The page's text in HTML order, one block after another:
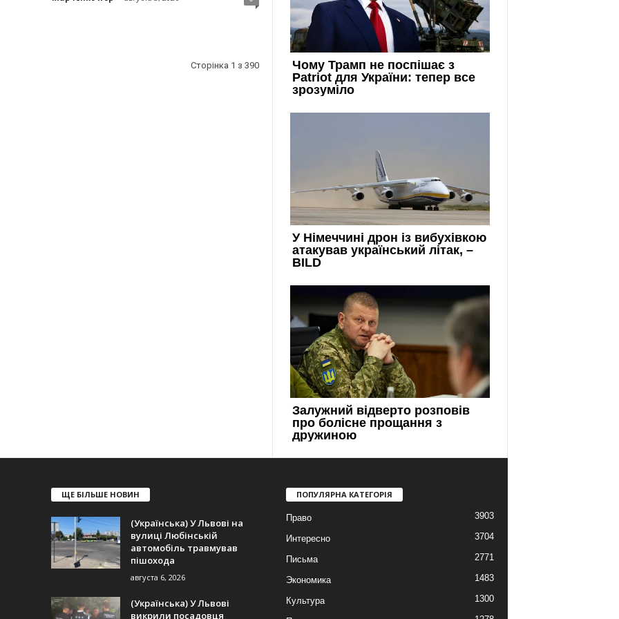
Сторінка 1 з 390
ЩЕ БІЛЬШЕ НОВИН
(Українська) У Львові на
вулиці Любінській
автомобіль травмував
пішохода
августа 6, 2026
(Українська) У Львові
викрили посадовця
ПОПУЛЯРНА КАТЕГОРІЯ
Право 3903
Интересно 3704
Письма 2771
Экономика 1483
Культура 1300